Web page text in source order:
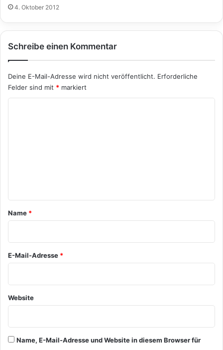
4. Oktober 2012
Schreibe einen Kommentar
Deine E-Mail-Adresse wird nicht veröffentlicht. Erforderliche
Felder sind mit * markiert
a
*
Name *
E-Mail-Adresse *
Website
Name, E-Mail-Adresse und Website in diesem Browser für